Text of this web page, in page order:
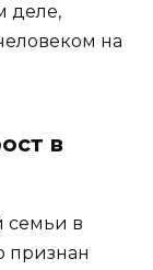
деле,
на
в
семьи в
признан